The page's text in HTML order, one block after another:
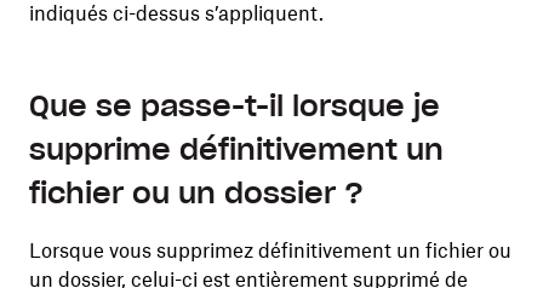
indiqués ci-dessus s’appliquent.
Que se passe-t-il lorsque je
supprime définitivement un
fichier ou un dossier ?
Lorsque vous supprimez définitivement un fichier ou
un dossier, celui-ci est entièrement supprimé de